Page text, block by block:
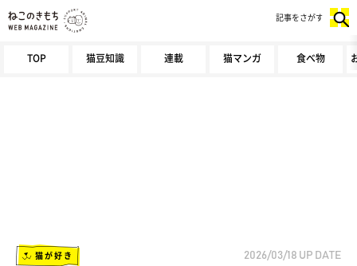
TOP 猫豆知識 連載 猫マンガ 食べ物
記事をさがす
猫が好き 2026/03/18 UP DATE